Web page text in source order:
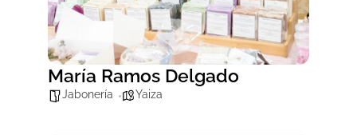
María Ramos Delgado
Jabonería Yaiza